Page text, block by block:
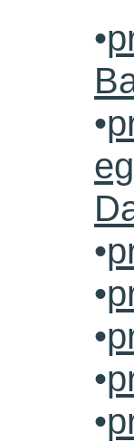
•
•
•
•
•
•
•